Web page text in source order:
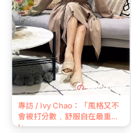
專訪 / Ivy Chao：「風格又不
會被打分數，舒服自在最重要
!」